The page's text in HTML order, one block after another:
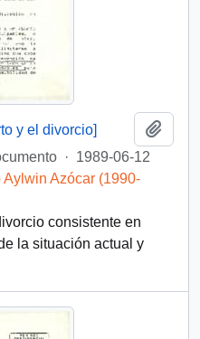
y el divorcio]
· 1989-06-12
Azócar (1990-
consistente en
la situación actual y